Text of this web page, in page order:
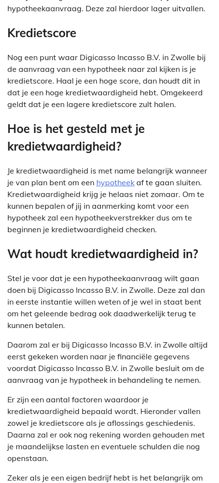
hypotheekaanvraag. Deze zal hierdoor lager uitvallen.
Kredietscore
Nog een punt waar Digicasso Incasso B.V. in Zwolle bij
de aanvraag van een hypotheek naar zal kijken is je
kredietscore. Haal je een hoge score, dan houdt dit in
dat je een hoge kredietwaardigheid hebt. Omgekeerd
geldt dat je een lagere kredietscore zult halen.
Hoe is het gesteld met je
kredietwaardigheid?
Je kredietwaardigheid is met name belangrijk wanneer
je van plan bent om een hypotheek af te gaan sluiten.
Kredietwaardigheid krijg je helaas niet zomaar. Om te
kunnen bepalen of jij in aanmerking komt voor een
hypotheek zal een hypotheekverstrekker dus om te
beginnen je kredietwaardigheid checken.
Wat houdt kredietwaardigheid in?
Stel je voor dat je een hypotheekaanvraag wilt gaan
doen bij Digicasso Incasso B.V. in Zwolle. Deze zal dan
in eerste instantie willen weten of je wel in staat bent
om het geleende bedrag ook daadwerkelijk terug te
kunnen betalen.
Daarom zal er bij Digicasso Incasso B.V. in Zwolle altijd
eerst gekeken worden naar je financiële gegevens
voordat Digicasso Incasso B.V. in Zwolle besluit om de
aanvraag van je hypotheek in behandeling te nemen.
Er zijn een aantal factoren waardoor je
kredietwaardigheid bepaald wordt. Hieronder vallen
zowel je kredietscore als je aflossings geschiedenis.
Daarna zal er ook nog rekening worden gehouden met
je maandelijkse lasten en eventuele schulden die nog
openstaan.
Zeker als je een eigen bedrijf hebt is het belangrijk om